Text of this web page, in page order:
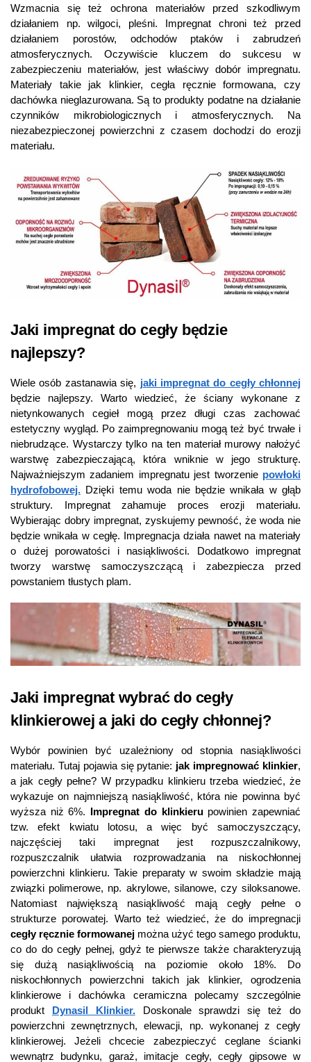
Wzmacnia się też ochrona materiałów przed szkodliwym
działaniem np. wilgoci, pleśni. Impregnat chroni też przed
działaniem porostów, odchodów ptaków i zabrudzeń
atmosferycznych. Oczywiście kluczem do sukcesu w
zabezpieczeniu materiałów, jest właściwy dobór impregnatu.
Materiały takie jak klinkier, cegła ręcznie formowana, czy
dachówka nieglazurowana. Są to produkty podatne na działanie
czynników mikrobiologicznych i atmosferycznych. Na
niezabezpieczonej powierzchni z czasem dochodzi do erozji
materiału.
Jaki impregnat do cegły będzie
najlepszy?
Wiele osób zastanawia się, jaki impregnat do cegły chłonnej
będzie najlepszy. Warto wiedzieć, że ściany wykonane z
nietynkowanych cegieł mogą przez długi czas zachować
estetyczny wygląd. Po zaimpregnowaniu mogą też być trwałe i
niebrudzące. Wystarczy tylko na ten materiał murowy nałożyć
warstwę zabezpieczającą, która wniknie w jego strukturę.
Najważniejszym zadaniem impregnatu jest tworzenie powłoki
hydrofobowej. Dzięki temu woda nie będzie wnikała w głąb
struktury. Impregnat zahamuje proces erozji materiału.
Wybierając dobry impregnat, zyskujemy pewność, że woda nie
będzie wnikała w cegłę. Impregnacja działa nawet na materiały
o dużej porowatości i nasiąkliwości. Dodatkowo impregnat
tworzy warstwę samoczyszczącą i zabezpiecza przed
powstaniem tłustych plam.
Jaki impregnat wybrać do cegły
klinkierowej a jaki do cegły chłonnej?
Wybór powinien być uzależniony od stopnia nasiąkliwości
materiału. Tutaj pojawia się pytanie: jak impregnować klinkier,
a jak cegły pełne? W przypadku klinkieru trzeba wiedzieć, że
wykazuje on najmniejszą nasiąkliwość, która nie powinna być
wyższa niż 6%. Impregnat do klinkierupowinien zapewniać
tzw. efekt kwiatu lotosu, a więc być samoczyszczący,
najczęściej taki impregnat jest rozpuszczalnikowy,
rozpuszczalnik ułatwia rozprowadzania na niskochłonnej
powierzchni klinkieru. Takie preparaty w swoim składzie mają
związki polimerowe, np. akrylowe, silanowe, czy siloksanowe.
Natomiast największą nasiąkliwość mają cegły pełne o
strukturze porowatej. Warto też wiedzieć, że do impregnacji
cegły ręcznie formowanej można użyć tego samego produktu,
co do do cegły pełnej, gdyż te pierwsze także charakteryzują
się dużą nasiąkliwością na poziomie około 18%. Do
niskochłonnych powierzchni takich jak klinkier, ogrodzenia
klinkierowe i dachówka ceramiczna polecamy szczególnie
produkt Dynasil Klinkier.Doskonale sprawdzi się też do
powierzchni zewnętrznych, elewacji, np. wykonanej z cegły
klinkierowej. Jeżeli chcecie zabezpieczyć ceglane ścianki
wewnątrz budynku, garaż, imitacje cegły, cegły gipsowe w